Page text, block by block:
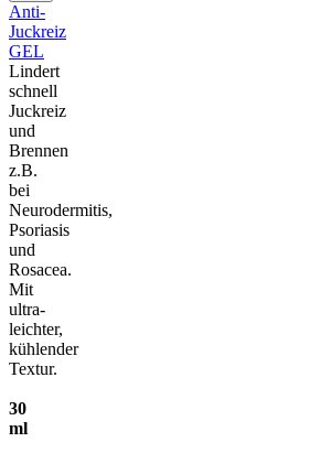
Anti-
Juckreiz
GEL
Lindert
schnell
Juckreiz
und
Brennen
z.B.
bei
Neurodermitis,
Psoriasis
und
Rosacea.
Mit
ultra-
leichter,
kühlender
Textur.
30
ml